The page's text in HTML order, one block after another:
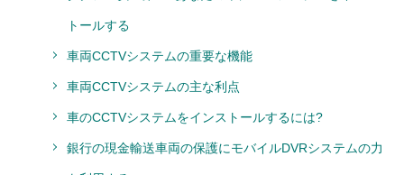
トールする
車両CCTVシステムの重要な機能
車両CCTVシステムの主な利点
車のCCTVシステムをインストールするには?
銀行の現金輸送車両の保護にモバイルDVRシステムの力